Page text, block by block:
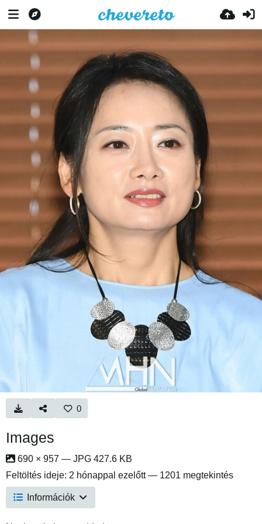
0
Images
690 × 957 — JPG 427.6 KB
Feltöltés ideje: 2 hónappal ezelőtt— 1201 megtekintés
Információk